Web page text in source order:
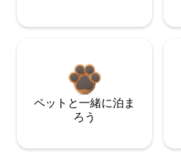
ペットと一緒に泊ま
ろう